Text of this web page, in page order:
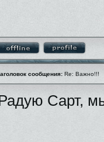
сообщения: Re: Важно!!!
Сарт,